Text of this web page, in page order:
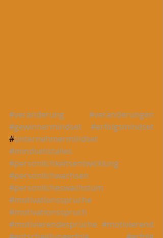
#veränderung
#veränderungen
#gewinnermindset
#erfolgsmindset
#unternehmermindset
#mindsetistalles
#persönlichkeitsentwicklung
#persönlichwachsen
#persönlicheswachstum
#motivationssprüche
#motivationsspruch
#motivierendesprüche #motivierend